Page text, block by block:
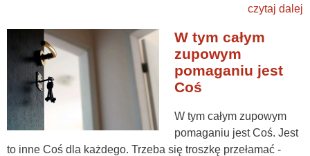
czytaj dalej
W tym całym
zupowym
pomaganiu jest
Coś
W tym całym zupowym
pomaganiu jest Coś. Jest
to inne Coś dla każdego. Trzeba się troszkę przełamać -